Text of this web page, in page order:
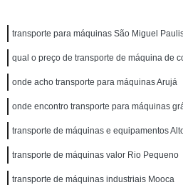
transporte para máquinas São Miguel
qual o preço de transporte de máquina de
onde acho transporte para máquinas Arujá
onde encontro transporte para máquinas
transporte de máquinas e equipamentos
transporte de máquinas valor Rio Pequeno
transporte de máquinas industriais Mooca